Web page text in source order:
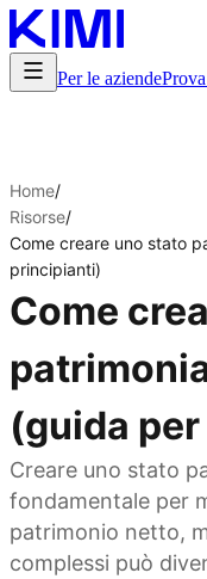
Per le aziende
Home/
Risorse/
Come creare uno stato
principianti)
Come
(guida
Creare uno stato
fondamentale per
patrimonio netto,
complessi può